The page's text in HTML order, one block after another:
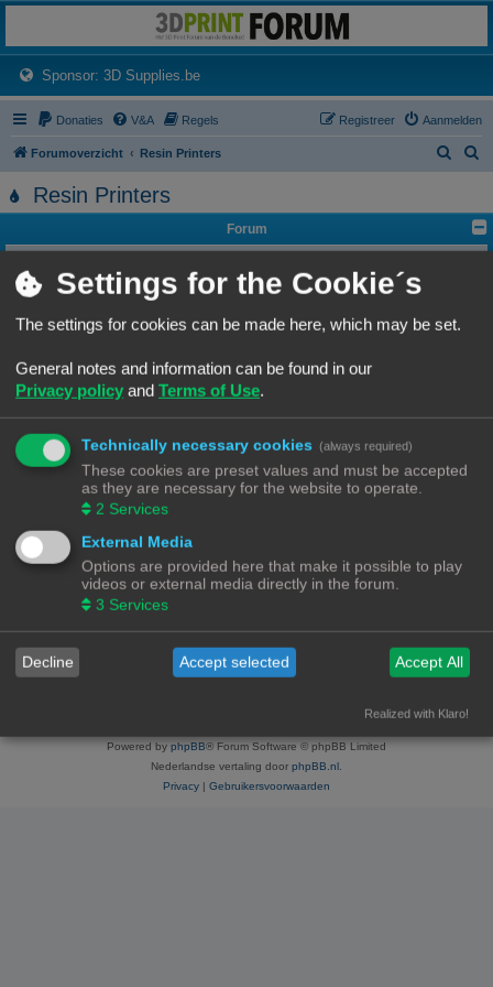
Het 3D print forum van de Benelux na de sluiting van 3dprintforum.nl
Sponsor: 3D Supplies.be(Opens a new tab)
Donaties V&A Regels Aanmelden
Registreer
Forumoverzicht Resin Printers
k
Resin Printers
Forum
Is je keuze van 3D-printer gemaakt en aangekocht, maar je hebt nadien nog
een vraag? Heb je een probleem met een 3D print, en zoek je hulp? Dan is dit
Onderwerpen:
Heb je een geslaagde print die je wil delen? Mooi, we bekijken het graag hier.
Onderwerpen:6
Heb je een vraag omtrent je slicer software, we zien het graag hier
verschijnen.
Onderwerpen:5
Handleidingen
Handleidingen voor beginners & gevorderden
Ga naar
WIE IS ER ONLINE
Forumoverzicht Alle tijden zijnUTC+02:00
Contact
Powered by phpBB® Forum Software © phpBB Limited
Nederlandse vertaling door phpBB.nl.
Privacy | Gebruikersvoorwaarden
Settings for the Cookie´s
The settings for cookies can be made here, which may be set.
General notes and information can be found in our
Privacy policy and Terms of Use.
Technically necessary cookies (always required)
These cookies are preset values and must be accepted
as they are necessary for the website to operate.
2 Services
External Media
Options are provided here that make it possible to play
videos or external media directly in the forum.
3 Services
Decline Accept selected Accept All
Realized with Klaro!